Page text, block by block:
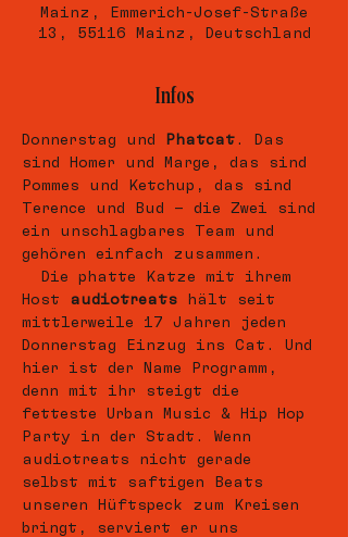
Mainz, Emmerich-Josef-Straße
13, 55116 Mainz, Deutschland
Infos
Donnerstag und Phatcat . Das
sind Homer und Marge, das sind
Pommes und Ketchup, das sind
Terence und Bud – die Zwei sind
ein unschlagbares Team und
gehören einfach zusammen.
Die phatte Katze mit ihrem
Host audiotreats hält seit
mittlerweile 17 Jahren jeden
Donnerstag Einzug ins Cat. Und
hier ist der Name Programm,
denn mit ihr steigt die
fetteste Urban Music & Hip Hop
Party in der Stadt. Wenn
audiotreats nicht gerade
selbst mit saftigen Beats
unseren Hüftspeck zum Kreisen
bringt, serviert er uns